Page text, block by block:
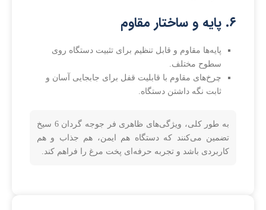
۶. پایه و ساختار مقاوم
پایه‌ها مقاوم و قابل تنظیم برای تثبیت دستگاه روی
سطوح مختلف.
چرخ‌های مقاوم با قابلیت قفل برای جابجایی آسان و
ثابت نگه داشتن دستگاه.
به طور کلی، ویژگی‌های ظاهری فر جوجه گردان 6 سیخ
تضمین می‌کنند که دستگاه هم ایمن، هم جذاب و هم
کاربردی باشد و تجربه حرفه‌ای پخت مرغ را فراهم کند.